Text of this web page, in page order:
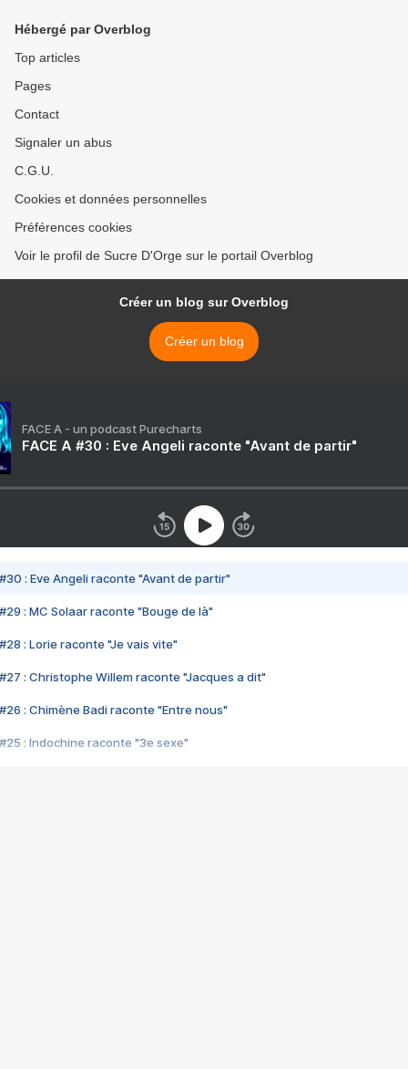
Hébergé par Overblog
Top articles
Pages
Contact
Signaler un abus
C.G.U.
Cookies et données personnelles
Préférences cookies
Voir le profil de Sucre D'Orge sur le portail Overblog
Créer un blog sur Overblog
Créer un blog
FACE A - un podcast Purecharts
FACE A #30 : Eve Angeli raconte "Avant de partir"
#30 : Eve Angeli raconte "Avant de partir"
#29 : MC Solaar raconte "Bouge de là"
#28 : Lorie raconte "Je vais vite"
#27 : Christophe Willem raconte "Jacques a dit"
#26 : Chimène Badi raconte "Entre nous"
#25 : Indochine raconte "3e sexe"